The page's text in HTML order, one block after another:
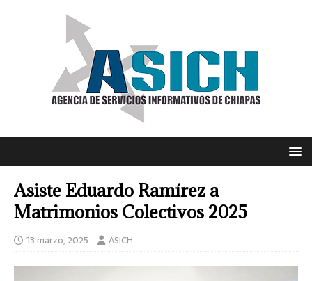
Asiste Eduardo Ramírez a
Matrimonios Colectivos 2025
13 marzo, 2025 ASICH